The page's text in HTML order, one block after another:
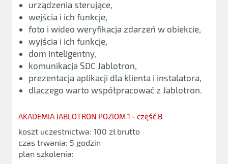
urządzenia sterujące,
wejścia i ich funkcje,
foto i wideo weryfikacja zdarzeń w obiekcie,
wyjścia i ich funkcje,
dom inteligentny,
komunikacja SDC Jablotron,
prezentacja aplikacji dla klienta i instalatora,
dlaczego warto współpracować z Jablotron.
AKADEMIA JABLOTRON POZIOM 1 - część B
koszt uczestnictwa: 100 zł brutto
czas trwania: 5 godzin
plan szkolenia: